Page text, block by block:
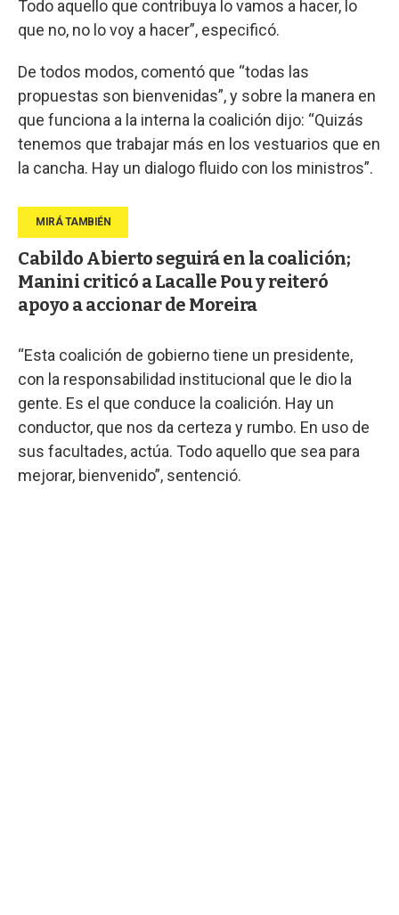
Todo aquello que contribuya lo vamos a hacer, lo
que no, no lo voy a hacer”, especificó.
De todos modos, comentó que “todas las
propuestas son bienvenidas”, y sobre la manera en
que funciona a la interna la coalición dijo: “Quizás
tenemos que trabajar más en los vestuarios que en
la cancha. Hay un dialogo fluido con los ministros”.
Cabildo Abierto seguirá en la coalición;
Manini criticó a Lacalle Pou y reiteró
apoyo a accionar de Moreira
“Esta coalición de gobierno tiene un presidente,
con la responsabilidad institucional que le dio la
gente. Es el que conduce la coalición. Hay un
conductor, que nos da certeza y rumbo. En uso de
sus facultades, actúa. Todo aquello que sea para
mejorar, bienvenido”, sentenció.